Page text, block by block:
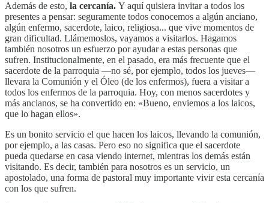
Además de esto, la cercanía. Y aquí quisiera invitar a todos los
presentes a pensar: seguramente todos conocemos a algún anciano,
algún enfermo, sacerdote, laico, religiosa... que vive momentos de
gran dificultad. Llámemoslos, vayamos a visitarlos. Hagamos
también nosotros un esfuerzo por ayudar a estas personas que
sufren. Institucionalmente, en el pasado, era más frecuente que el
sacerdote de la parroquia —no sé, por ejemplo, todos los jueves—
llevara la Comunión y el Óleo (de los enfermos), fuera a visitar a
todos los enfermos de la parroquia. Hoy, con menos sacerdotes y
más ancianos, se ha convertido en: «Bueno, enviemos a los laicos,
que lo hagan ellos».
Es un bonito servicio el que hacen los laicos, llevando la comunión,
por ejemplo, a las casas. Pero eso no significa que el sacerdote
pueda quedarse en casa viendo internet, mientras los demás están
visitando. Es decir, también para nosotros es un servicio, un
apostolado, una forma de pastoral muy importante vivir esta cercanía
con los que sufren.